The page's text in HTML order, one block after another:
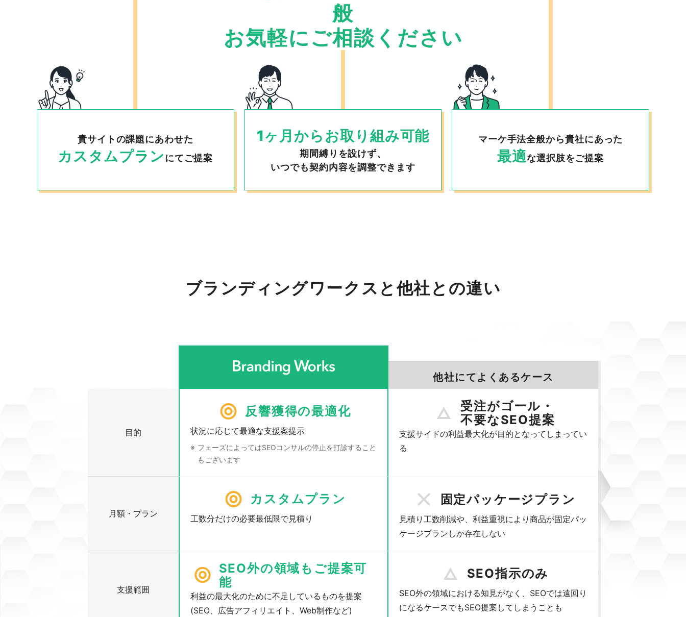
貴サイトの課題にあわせた
カスタムプランにてご提案
1ヶ月からお取り組み可能
期間縛りを設けず、
いつでも契約内容を調整できます
マーケ手法全般から貴社にあった
最適な選択肢をご提案
般
お気軽にご相談ください
ブランディングワークスと他社との違い
他社にてよくあるケース
目的
反響獲得の最適化
状況に応じて最適な支援案提示
フェーズによってはSEOコンサルの停止を打診すること
もございます
受注がゴール・
不要なSEO提案
支援サイドの利益最大化が目的となってしまってい
る
月額・プラン
カスタムプラン
工数分だけの必要最低限で見積り
固定パッケージプラン
見積り工数削減や、利益重視により商品が固定パッ
ケージプランしか存在しない
支援範囲
SEO外の領域も ご提案可
能
利益の最大化のために不足しているものを提案
(SEO、広告アフィリエイト、Web制作など)
SEO指示のみ
SEO外の領域における知見がなく、SEOでは遠回り
になるケースでもSEO提案してしまうことも